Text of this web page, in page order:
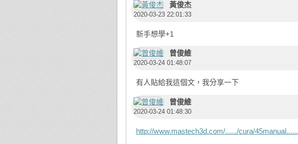
黃俊杰
2020-03-23 22:01:33
新手想學+1
曾俊維
2020-03-24 01:48:07
有人貼給我這個文，我分享一下
曾俊維
2020-03-24 01:48:30
http://www.mastech3d.com/....../cura/45manual......